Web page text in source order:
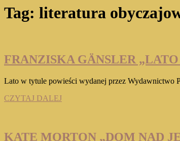
Tag: literatura
FRANZISKA GÄNSLER
Lato w tytule powieści wydanej przez Wydawnictwo
CZYTAJ DALEJFRANZISKA
KOŃCA”
KATE MORTON „DOM NAD